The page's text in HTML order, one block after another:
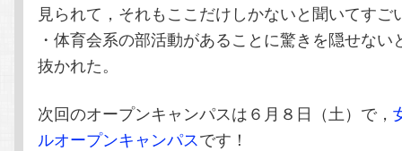
見られて，それもここだけしかないと聞いてすご
・体育会系の部活動があることに驚きを隠せない
抜かれた。
次回のオープンキャンパスは６月８日（土）で，
ルオープンキャンパスです！